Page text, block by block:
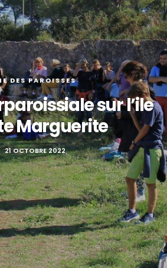
DES PAROISSES
sur l’ile
Marguerite
21 OCTOBRE 2022